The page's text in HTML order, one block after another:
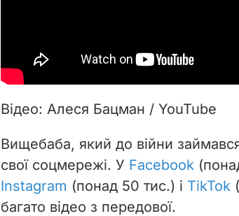
Відео: Алеся Бацман / YouTube
Вищебаба, який до війни
свої соцмережі. У Facebook
Instagram (понад 50 тис.) і TikTok
багато відео з передової.